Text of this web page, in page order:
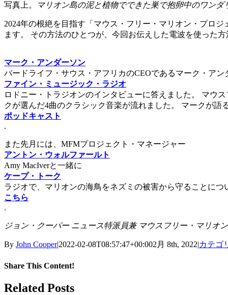
写真上。 マリオン島の泥と植物でできた巣で抱卵中のワン
2024年の根絶を目指す「マウス・フリー・マリオン・プロ
ます。 その方法のひとつが、今回お伝えした電波を使った方
マーク・アンダーソン
バードライフ・サウス・アフリカのCEOであるマーク・アン
ファイン・ミュージック・ラジオ
ロドニー・トラジオンのインタビューに答えました。 マウ
クが選んだ4曲のクラシック音楽が流れました。 マークが語
ポッドキャスト
.
また先月には、MFMプロジェクト・マネージャー
アントン・ウォルファールト
Amy MacIverと一緒に
ケープ・トーク
ラジオで、マリオンの海鳥をネズミの被害から守ることにつ
こちら
.
ジョン・クーパー ニュース特派員兼 マウスフリー・マリオ
By John Cooper|2022-02-08T08:57:47+00:002月 8th, 2022|カテゴ
Share This Content!
Facebook
X
LinkedIn
WhatsApp
Tumblr
Pinterest
Email
Related Posts